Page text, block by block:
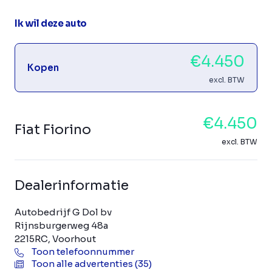
Ik wil deze auto
Kopen €4.450
excl. BTW
Fiat Fiorino €4.450
excl. BTW
Dealerinformatie
Autobedrijf G Dol bv
Rijnsburgerweg 48a
2215RC, Voorhout
Toon telefoonnummer
Toon alle advertenties (35)